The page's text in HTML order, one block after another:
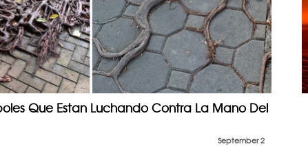
Que Estan Luchando Contra La Mano Del
September 2